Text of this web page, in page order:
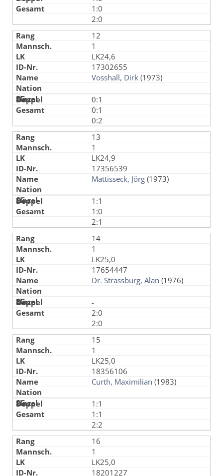
1:0
2:0
12
1
LK24,6
17302655
Vosshall, Dirk (1973)
0:1
0:1
0:2
13
1
LK24,9
17356539
Mattisseck, Jörg (1973)
1:1
1:0
2:1
14
1
LK25,0
17654447
Dr. Strassburg, Alan (1976)
-
2:0
2:0
15
1
LK25,0
18356106
Curth, Maximilian (1983)
1:1
1:1
2:2
16
1
LK25,0
18201227